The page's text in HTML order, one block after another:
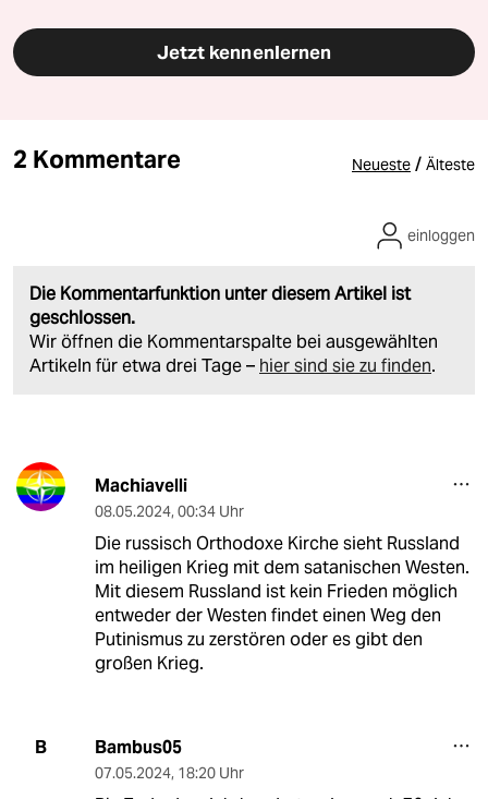
Jetzt kennenlernen
2 Kommentare Neueste / Älteste
Die Kommentarfunktion unter diesem Artikel ist
geschlossen.
Wir öffnen die Kommentarspalte bei ausgewählten
Artikeln für etwa drei Tage – hier sind sie zu finden.
einloggen
Machiavelli
08.05.2024, 00:34 Uhr
Die russisch Orthodoxe Kirche sieht Russland
im heiligen Krieg mit dem satanischen Westen.
Mit diesem Russland ist kein Frieden möglich
entweder der Westen findet einen Weg den
Putinismus zu zerstören oder es gibt den
großen Krieg.
B Bambus05
07.05.2024, 18:20 Uhr